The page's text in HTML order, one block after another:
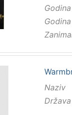
Naziv
Država